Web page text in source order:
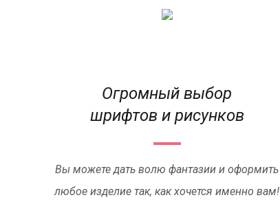
Огромный выбор
шрифтов и рисунков
Вы можете дать волю фантазии и оформить
любое изделие так, как хочется именно вам!